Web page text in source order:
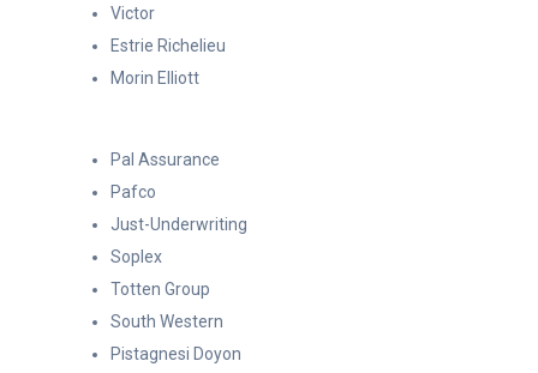
Victor
Estrie Richelieu
Morin Elliott
Pal Assurance
Pafco
Just-Underwriting
Soplex
Totten Group
South Western
Pistagnesi Doyon